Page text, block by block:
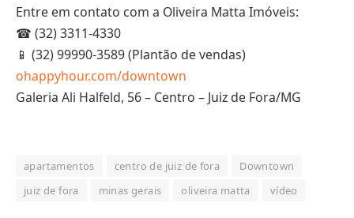
Entre em contato com a Oliveira Matta Imóveis:
☎ (32) 3311-4330
📱 (32) 99990-3589 (Plantão de vendas)
ohappyhour.com/downtown
Galeria Ali Halfeld, 56 – Centro – Juiz de Fora/MG
apartamentos centro de juiz de fora
Downtown
juiz de fora
minas gerais oliveira matta vídeo